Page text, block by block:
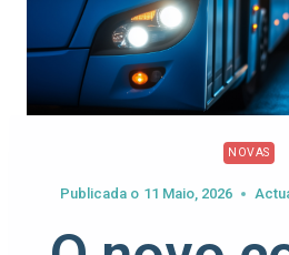
NOVAS
Publicada o 11 Maio, 2026